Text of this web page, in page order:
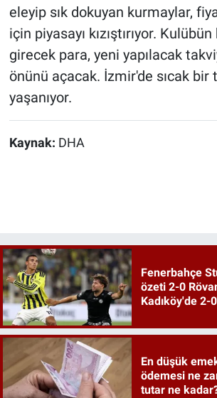
eleyip sık dokuyan kurmaylar,
için piyasayı kızıştırıyor.
girecek para, yeni yapılacak
önünü açacak. İzmir'de sıcak bir
yaşanıyor.
Kaynak: DHA
Fenerbahçe
özeti 2-0
Kadıköy'de 2-
En düşük
ödemesi ne
tutar ne